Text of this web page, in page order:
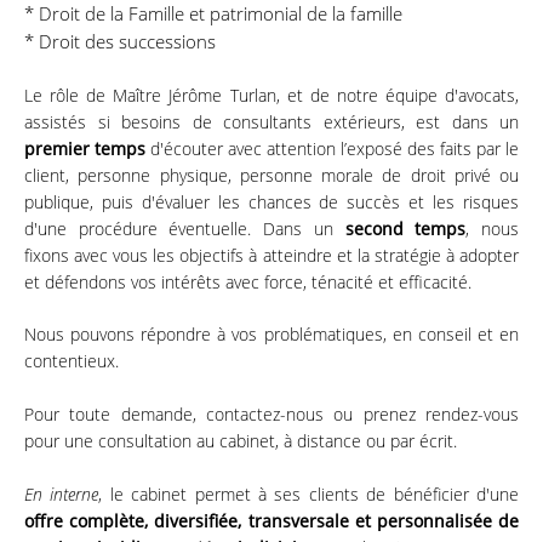
* Droit de la Famille et patrimonial de la famille
* Droit des successions
Le rôle de Maître Jérôme Turlan, et de notre équipe d'avocats,
assistés si besoins de consultants extérieurs, est dans un
premier temps d'écouter avec attention l’exposé des faits par le
client, personne physique, personne morale de droit privé ou
publique, puis d'évaluer les chances de succès et les risques
d'une procédure éventuelle. Dans un second temps, nous
fixons avec vous les objectifs à atteindre et la stratégie à adopter
et défendons vos intérêts avec force, ténacité et efficacité.
Nous pouvons répondre à vos problématiques, en conseil et en
contentieux.
Pour toute demande, contactez-nous ou prenez rendez-vous
pour une consultation au cabinet, à distance ou par écrit.
En interne, le cabinet permet à ses clients de bénéficier d'une
offre complète, diversifiée, transversale et personnalisée de